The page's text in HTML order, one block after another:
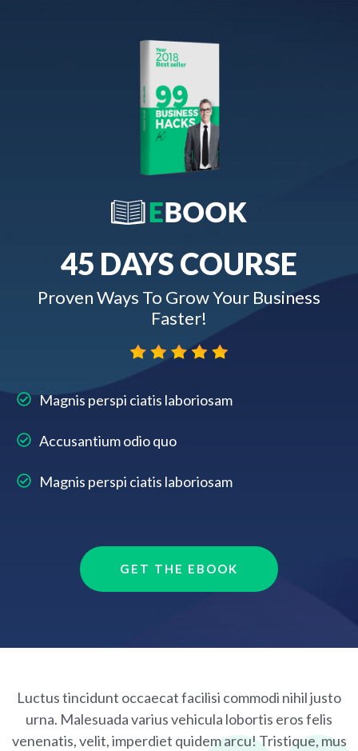
45 DAYS COURSE
Proven Ways To Grow Your Business
Faster!
Magnis perspi ciatis laboriosam
Accusantium odio quo
Magnis perspi ciatis laboriosam
GET THE EBOOK
Luctus tincidunt occaecat facilisi commodi nihil justo
urna. Malesuada varius vehicula lobortis eros felis
venenatis, velit, imperdiet quidem arcu! Tristique, mus